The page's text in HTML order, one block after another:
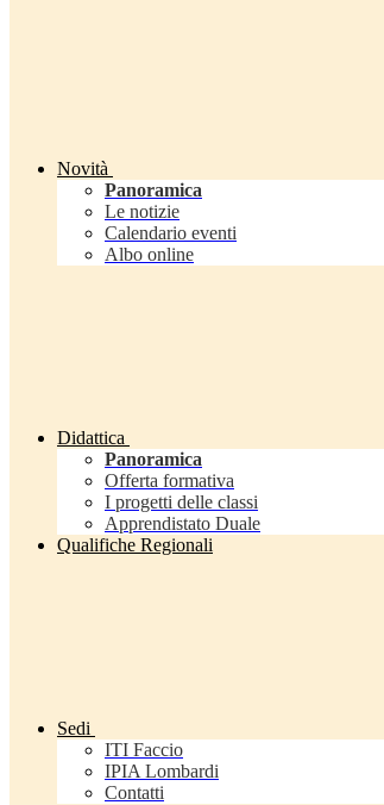
Novità
Panoramica
Le notizie
Calendario eventi
Albo online
Didattica
Panoramica
Offerta formativa
I progetti delle classi
Apprendistato Duale
Qualifiche Regionali
Sedi
ITI Faccio
IPIA Lombardi
Contatti